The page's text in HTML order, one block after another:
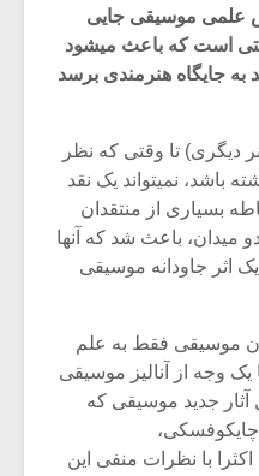
علمی موسیقی جایی
است که باعث میشود
به جایگاه هنرمندی برسد
دیگری) تا وقتی که نظر
باشد، نمیتواند یک نقد
بسیاری از منتقدان
میدان، باعث شد که آنها
اثر جاودانه موسیقی
موسیقی فقط به علم
یک وجه از آنالیز موسیقی
آثار جدید موسیقی که
چایکوفسکی،
با نظرات منفی این
موریس ژار
برگزار